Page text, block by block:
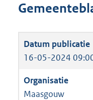
16-05-2024
Maasgouw